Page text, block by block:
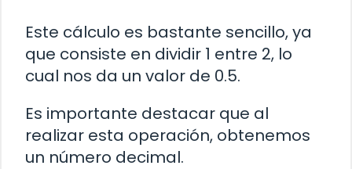
Este cálculo es bastante sencillo, ya
que consiste en dividir 1 entre 2, lo
cual nos da un valor de 0.5.
Es importante destacar que al
realizar esta operación, obtenemos
un número decimal.